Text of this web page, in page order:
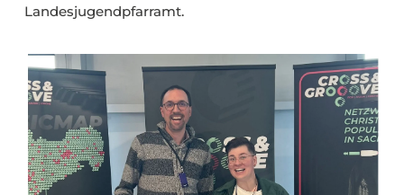
Landesjugendpfarramt.